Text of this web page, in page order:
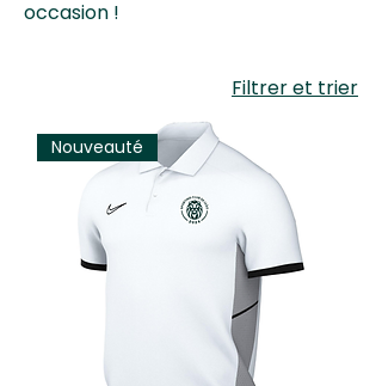
occasion !
Filtrer et trier
Nouveauté